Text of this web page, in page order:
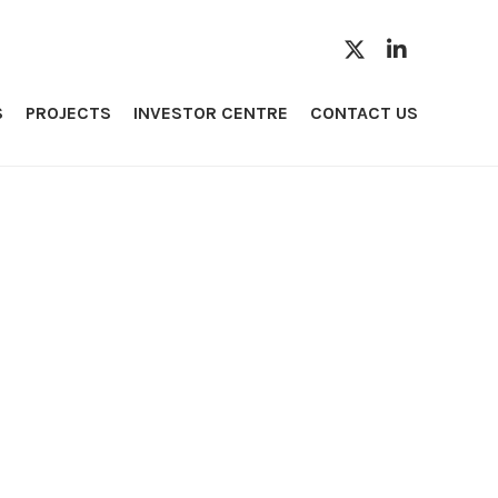
PROJECTS INVESTOR CENTRE CONTACT US